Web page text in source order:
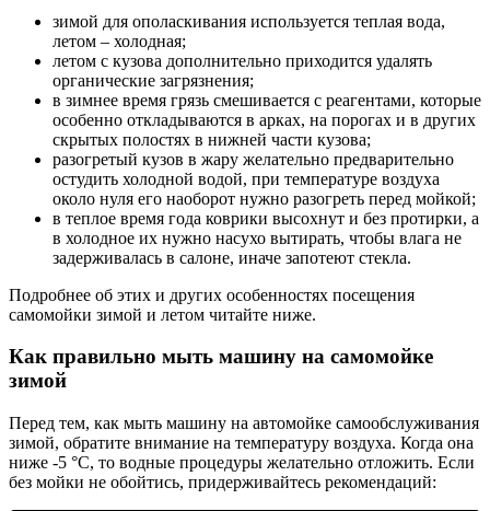
зимой для ополаскивания используется теплая вода,
летом – холодная;
летом с кузова дополнительно приходится удалять
органические загрязнения;
в зимнее время грязь смешивается с реагентами, которые
особенно откладываются в арках, на порогах и в других
скрытых полостях в нижней части кузова;
разогретый кузов в жару желательно предварительно
остудить холодной водой, при температуре воздуха
около нуля его наоборот нужно разогреть перед мойкой;
в теплое время года коврики высохнут и без протирки, а
в холодное их нужно насухо вытирать, чтобы влага не
задерживалась в салоне, иначе запотеют стекла.
Подробнее об этих и других особенностях посещения
самомойки зимой и летом читайте ниже.
Как правильно мыть машину на самомойке
зимой
Перед тем, как мыть машину на автомойке самообслуживания
зимой, обратите внимание на температуру воздуха. Когда она
ниже -5 °C, то водные процедуры желательно отложить. Если
без мойки не обойтись, придерживайтесь рекомендаций: